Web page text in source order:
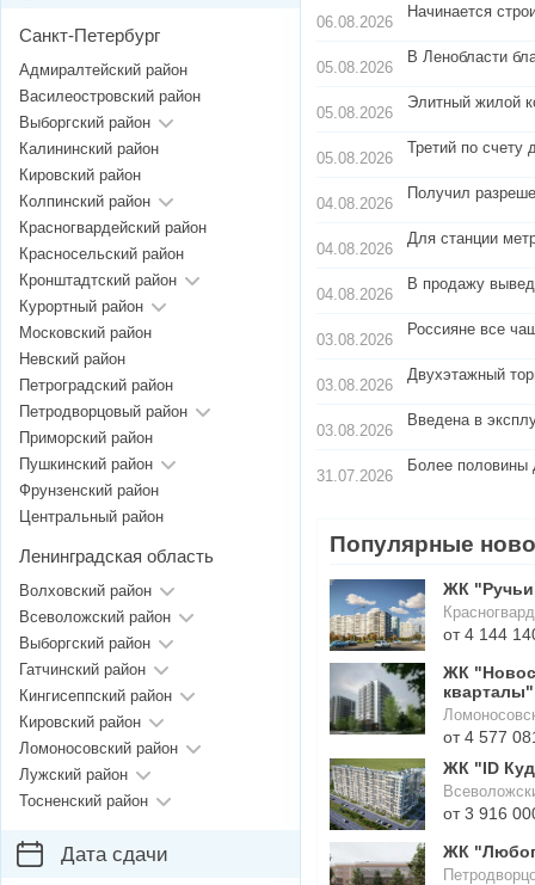
06.08.2026
Начинается
05.08.2026
В Ленобласти
05.08.2026
Элитный жилой
05.08.2026
Третий по
04.08.2026
Получил
04.08.2026
Для станции
04.08.2026
В продажу
03.08.2026
Россияне все
03.08.2026
Двухэтажный
03.08.2026
Введена в
31.07.2026
Более половины
Популярные
ЖК
от 4 144
ЖК
кварталы"
от 4 577
ЖК "ID
от 3 916
ЖК
Санкт-Петербург
Адмиралтейский район
Василеостровский район
Выборгский район
Калининский район
Кировский район
Колпинский район
Красногвардейский район
Красносельский район
Кронштадтский район
Курортный район
Московский район
Невский район
Петроградский район
Петродворцовый район
Приморский район
Пушкинский район
Фрунзенский район
Центральный район
Ленинградская область
Волховский район
Всеволожский район
Выборгский район
Гатчинский район
Кингисеппский район
Кировский район
Ломоносовский район
Лужский район
Тосненский район
Дата сдачи